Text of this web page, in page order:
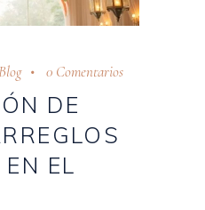
0 Comentarios
DE
EL